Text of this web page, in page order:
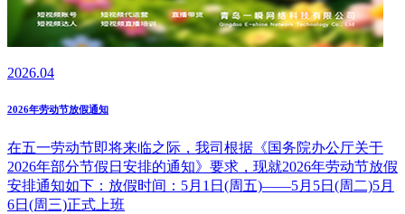
2026.04
2026年劳动节放假通知
在五一劳动节即将来临之际，我司根据《国务院办公厅关于
2026年部分节假日安排的通知》要求，现就2026年劳动节放假
安排通知如下：放假时间：5月1日(周五)——5月5日(周二)5月
6日(周三)正式上班